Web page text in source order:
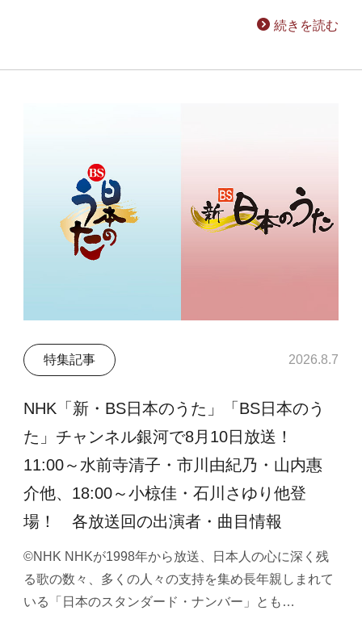
続きを読む
特集記事 2026.8.7
NHK「新・BS日本のうた」「BS日本のう
た」チャンネル銀河で8月10日放送！
11:00～水前寺清子・市川由紀乃・山内惠
介他、18:00～小椋佳・石川さゆり他登
場！ 各放送回の出演者・曲目情報
©NHK NHKが1998年から放送、日本人の心に深く残
る歌の数々、多くの人々の支持を集め長年親しまれて
いる「日本のスタンダード・ナンバー」とも…